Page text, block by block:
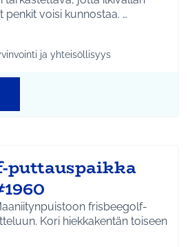
kohteeksi joutuneet penkit voisi kunnostaa. …
mukaan: Koko Tuusula
tulokset teeman mukaan: Hyvinvointi ja
ja yhteisöllisyys
puttauspaikka
frisbeegolf-
Kori hiekkakentän toiseen